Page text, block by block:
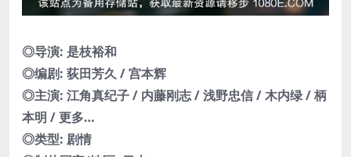
◎导演: 是枝裕和
◎编剧: 荻田芳久 / 宫本辉
◎主演: 江角真纪子 / 内藤刚志 / 浅野忠信 / 木内绿 / 柄
本明 / 更多…
◎类型: 剧情